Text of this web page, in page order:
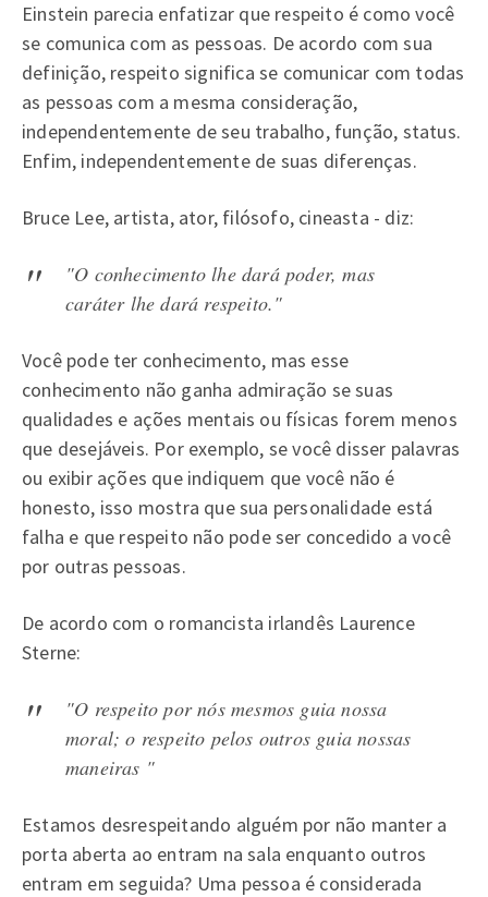
Einstein parecia enfatizar que respeito é como você
se comunica com as pessoas. De acordo com sua
definição, respeito significa se comunicar com todas
as pessoas com a mesma consideração,
independentemente de seu trabalho, função, status.
Enfim, independentemente de suas diferenças.
Bruce Lee, artista, ator, filósofo, cineasta - diz:
"O conhecimento lhe dará poder, mas
caráter lhe dará respeito."
Você pode ter conhecimento, mas esse
conhecimento não ganha admiração se suas
qualidades e ações mentais ou físicas forem menos
que desejáveis. Por exemplo, se você disser palavras
ou exibir ações que indiquem que você não é
honesto, isso mostra que sua personalidade está
falha e que respeito não pode ser concedido a você
por outras pessoas.
De acordo com o romancista irlandês Laurence
Sterne:
"O respeito por nós mesmos guia nossa
moral; o respeito pelos outros guia nossas
maneiras "
Estamos desrespeitando alguém por não manter a
porta aberta ao entram na sala enquanto outros
entram em seguida? Uma pessoa é considerada